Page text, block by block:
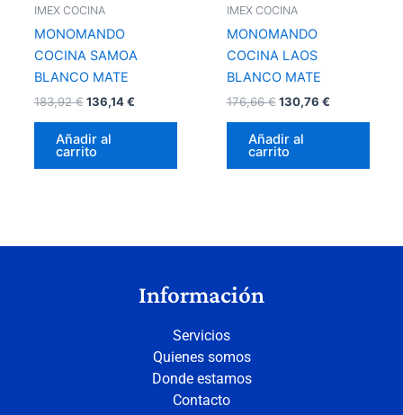
IMEX COCINA
MONOMANDO
COCINA SAMOA
BLANCO MATE
183,92€ 136,14€
Añadir al
carrito
IMEX COCINA
MONOMANDO
COCINA LAOS
BLANCO MATE
176,66€ 130,76 €
Añadir al
carrito
Información
Servicios
Quienes somos
Donde estamos
Contacto